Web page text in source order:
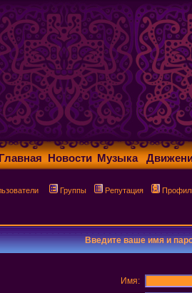
Новости Музыка
Группы Репутация
Введите ваше имя и
Имя: